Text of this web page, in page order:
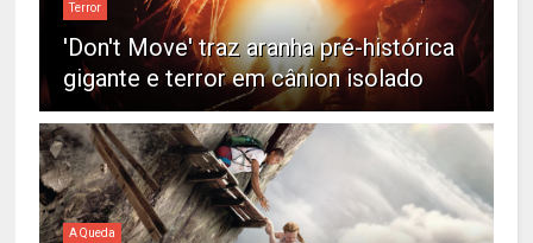
Terror
'Don't Move' traz aranha pré-histórica
gigante e terror em cânion isolado
A Queda